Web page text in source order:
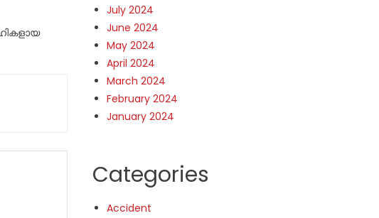
July 2024
June 2024
May 2024
April 2024
March 2024
February 2024
January 2024
Categories
Accident